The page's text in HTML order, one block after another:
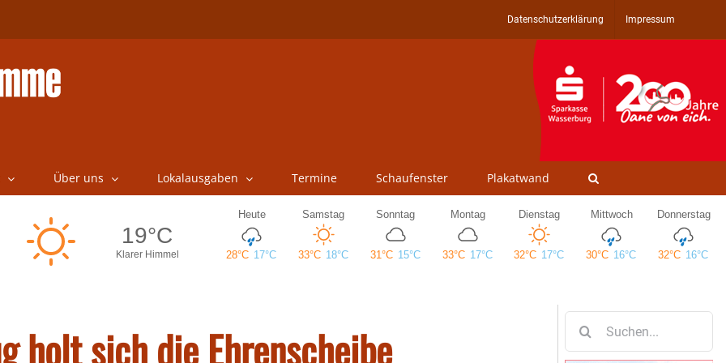
Datenschutzerklärung Impressum
Über uns Lokalausgaben Termine Schaufenster Plakatwand
holt sich die Ehrenscheibe
nach: